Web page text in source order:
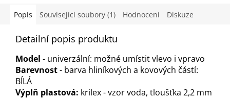
Popis Související soubory (1) Hodnocení Diskuze
Detailní popis produktu
Model - univerzální: možné umístit vlevo i vpravo
Barevnost- barva hliníkových a kovových částí:
BÍLÁ
Výplň plastová: krilex - vzor voda, tloušťka 2,2 mm